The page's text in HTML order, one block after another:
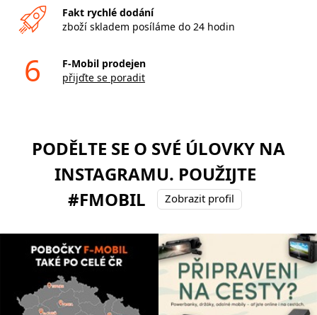
Fakt rychlé dodání
zboží skladem posíláme do 24 hodin
6
F-Mobil prodejen
přijďte se poradit
PODĚLTE SE O SVÉ ÚLOVKY NA
INSTAGRAMU. POUŽIJTE
#FMOBIL
Zobrazit profil